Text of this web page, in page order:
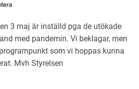
3 maj är inställd pga de utökade
med pandemin. Vi beklagar, men
som vi hoppas kunna
Mvh Styrelsen